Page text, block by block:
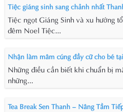
Tiệc giáng sinh sang chảnh nhất
Tiệc ngọt Giáng Sinh và xu hướng
đêm Noel Tiệc...
Nhận làm mâm cúng đầy cữ cho bé
Những điều cần biết khi chuẩn bị
những...
Tea Break Sen Thanh – Nâng Tầm